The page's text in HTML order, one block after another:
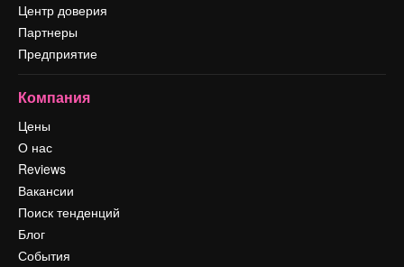
Центр доверия
Партнеры
Предприятие
Компания
Цены
О нас
Reviews
Вакансии
Поиск тенденций
Блог
События